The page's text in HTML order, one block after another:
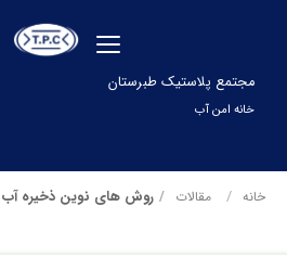
مجتمع پلاستیک طبرستان
خانه امن آب
خانه مقالات روش های نوین ذخیره آب